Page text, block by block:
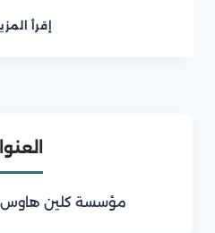
إقرأ
مؤسسة كلين هاوس